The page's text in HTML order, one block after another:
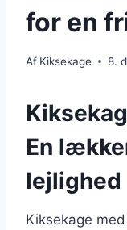
for en
Af Kiksekage 8.
En
lejlighed
Kiksekage